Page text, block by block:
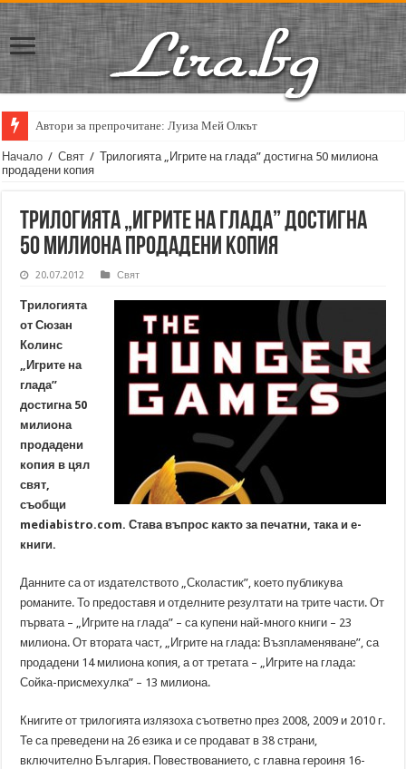
Автори за препрочитане: Луиза Мей Олкът
Кирил Кадийски: „Плачът на големия поет винаги е и сила, и
Начало / Свят / Трилогията „Игрите на глада” достигна 50 милиона
продадени копия
Трилогията „Игрите на глада” достигна
50 милиона продадени копия
20.07.2012 Свят
Трилогията
от Сюзан
Колинс
„Игрите на
глада”
достигна 50
милиона
продадени
копия в цял
свят,
съобщи
mediabistro.com. Става въпрос както за печатни, така и е-
книги.
Данните са от издателството „Сколастик”, което публикува
романите. То предоставя и отделните резултати на трите части. От
първата – „Игрите на глада” – са купени най-много книги – 23
милиона. От втората част, „Игрите на глада: Възпламеняване”, са
продадени 14 милиона копия, а от третата – „Игрите на глада:
Сойка-присмехулка” – 13 милиона.
Книгите от трилогията излязоха съответно през 2008, 2009 и 2010 г.
Те са преведени на 26 езика и се продават в 38 страни,
включително България. Повествованието, с главна героиня 16-